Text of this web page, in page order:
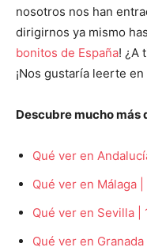
nosotros nos han
dirigirnos ya mismo
bonitos de España! ¿A
¡Nos gustaría leerte
Descubre mucho más
Qué ver en
Qué ver en Málaga
Qué ver en Sevilla |
Qué ver en